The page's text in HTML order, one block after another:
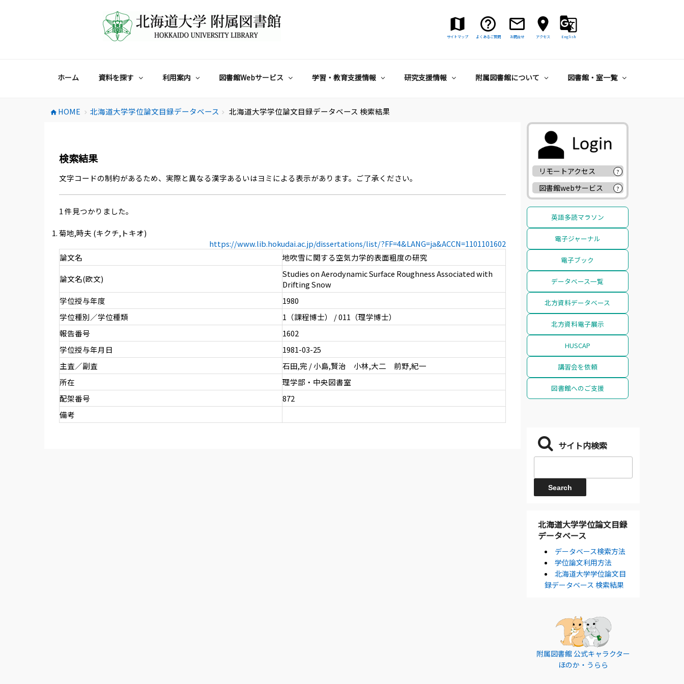
サイトマップ よくあるご質問 お問合せ アクセス English
ホーム 資料を探す 利用案内 図書館Webサービス 学習・教育支援情報 研究支援情報 附属図書館について 図書館・室一覧
home HOME chevron_right 北海道大学学位論文目録データベース chevron_right 北海道大学学位論文目録データベース 検索結果
検索結果
文字コードの制約があるため、実際と異なる漢字あるいはヨミによる表示があります。ご了承ください。
1 件見つかりました。
菊地,時夫 (キクチ,トキオ)
https://www.lib.hokudai.ac.jp/dissertations/list/?FF=4&LANG=ja&ACCN=1101101602
論文名
地吹雪に関する空気力学的表面粗度の研究
論文名(欧文)
Studies on Aerodynamic Surface Roughness Associated with
Drifting Snow
学位授与年度
1980
学位種別／学位種類
1（課程博士） / 011（理学博士）
報告番号
1602
学位授与年月日
1981-03-25
主査／副査
石田,完 / 小島,賢治 小林,大二 前野,紀一
所在
理学部・中央図書室
配架番号
872
備考
リモートアクセス ?
図書館webサービス ?
英語多読マラソン
電子ジャーナル
電子ブック
データベース一覧
北方資料データベース
北方資料電子展示
HUSCAP
講習会を依頼
図書館へのご支援
サイト内検索
北海道大学学位論文目録
データベース
データベース検索方法
学位論文利用方法
北海道大学学位論文目
録データベース 検索結果
附属図書館 公式キャラクター
ほのか・うらら